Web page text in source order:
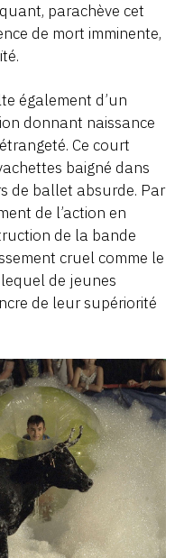
parachève cet
de mort imminente,
également d’un
donnant naissance
Ce court
baigné dans
de ballet absurde. Par
de l’action en
de la bande
cruel comme le
de jeunes
de leur supériorité